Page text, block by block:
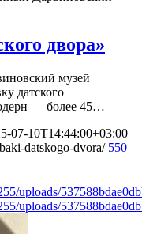
двора»
музей
датского
— более 45…
07-10T14:44:00+03:00
datskogo-dvora/ 550
uploads/
uploads/